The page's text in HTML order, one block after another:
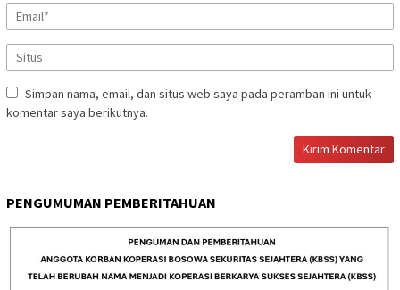
Simpan nama, email, dan situs web saya pada peramban ini untuk
komentar saya berikutnya.
PENGUMUMAN PEMBERITAHUAN